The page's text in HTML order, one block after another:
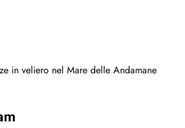
in veliero nel Mare delle Andamane